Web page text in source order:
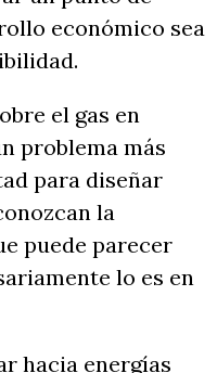
económico sea
el gas en
problema más
para diseñar
la
puede parecer
lo es en
hacia energías